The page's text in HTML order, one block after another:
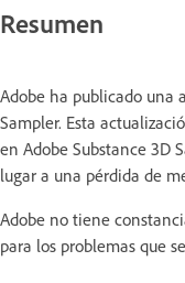
Resumen
Adobe ha publicado una
Sampler. Esta
en Adobe Substance 3D
lugar a una pérdida de
Adobe no tiene
para los problemas que